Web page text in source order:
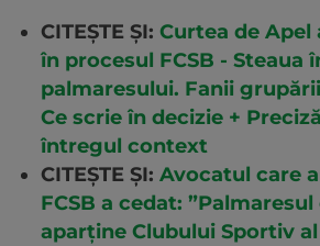
CITEȘTE ȘI: Curtea de
în procesul FCSB - Steaua
palmaresului. Fanii
Ce scrie în decizie +
întregul context
CITEȘTE ȘI: Avocatul care
FCSB a cedat:
aparține Clubului Sportiv